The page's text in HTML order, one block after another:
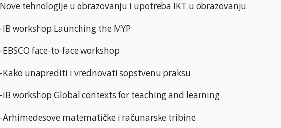
Nove tehnologije u obrazovanju i upotreba IKT u obrazovanju
-IB workshop Launching the MYP
-EBSCO face-to-face workshop
-Kako unaprediti i vrednovati sopstvenu praksu
-IB workshop Global contexts for teaching and learning
-Arhimedesove matematičke i računarske tribine